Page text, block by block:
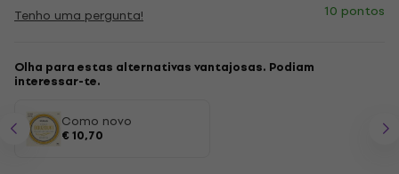
Tenho uma pergunta! 10 pontos
Olha para estas alternativas vantajosas. Podiam
interessar-te.
Como novo
€ 10,70